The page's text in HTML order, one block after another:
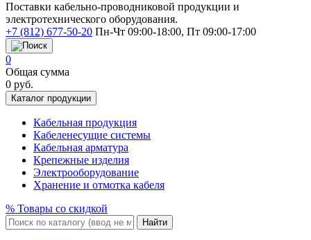
Поставки кабельно-проводниковой продукции и
электротехнического оборудования.
+7 (812) 677-50-20 Пн-Чт 09:00-18:00, Пт 09:00-17:00
0
Общая сумма
0 руб.
Каталог продукции
Кабельная продукция
Кабеленесущие системы
Кабельная арматура
Крепежные изделия
Электрооборудование
Хранение и отмотка кабеля
% Товары со скидкой
Найти